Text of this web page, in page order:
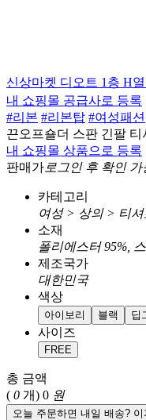
신상마켓 디오트 1층 H열
내 쇼핑몰 공급사로 등록
#리본 #리본탑 #여성패션
끈오프숄더 스판 긴팔
내 쇼핑몰 상품으로 등록
판매가 로그인 후 확인 가
카테고리
여성 > 상의 > 티셔
소재
폴리에스터 95%,
제조국가
대한민국
색상
아이보리 블랙 딥
사이즈
FREE
총 금액
( 0 개) 0 원
오늘 주문하면 내일 배송?